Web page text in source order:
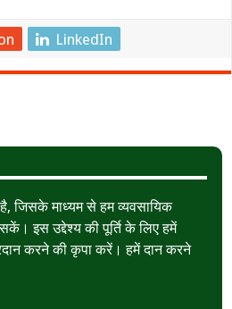
LinkedIn
है, जिसके माध्यम से हम व्यवसायिक
इस उद्देश्य की पूर्ति के लिए हमें
करने की कृपा करें। हमें दान करने